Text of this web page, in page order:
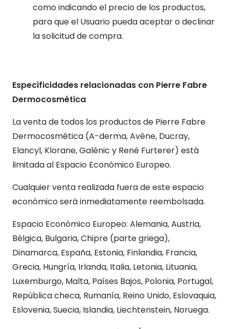
como indicando el precio de los productos,
para que el Usuario pueda aceptar o declinar
la solicitud de compra.
Especificidades relacionadas con Pierre Fabre
Dermocosmética
La venta de todos los productos de Pierre Fabre
Dermocosmética (A-derma, Avène, Ducray,
Elancyl, Klorane, Galénic y René Furterer) está
limitada al Espacio Económico Europeo.
Cualquier venta realizada fuera de este espacio
económico será inmediatamente reembolsada.
Espacio Económico Europeo: Alemania, Austria,
Bélgica, Bulgaria, Chipre (parte griega),
Dinamarca, España, Estonia, Finlandia, Francia,
Grecia, Hungría, Irlanda, Italia, Letonia, Lituania,
Luxemburgo, Malta, Países Bajos, Polonia, Portugal,
República checa, Rumanía, Reino Unido, Eslovaquia,
Eslovenia, Suecia, Islandia, Liechtenstein, Noruega.